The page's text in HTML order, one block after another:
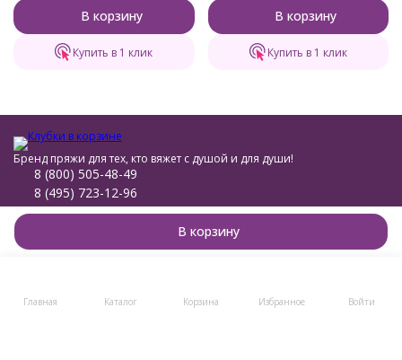
В корзину
В корзину
Купить в 1 клик
В корзину
Купить в 1 клик
Главная Каталог Корзина Избранное Войти
Бренд пряжи для тех, кто вяжет с душой и для души!
8 (800) 505-48-49
8 (495) 723-12-96
post@klubki-v-korzinke.ru
Мы на маркетплейсах